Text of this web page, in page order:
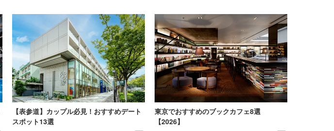
【表参道】カップル必見！おすすめデート
スポット13選
東京でおすすめのブックカフェ8選
【2026】